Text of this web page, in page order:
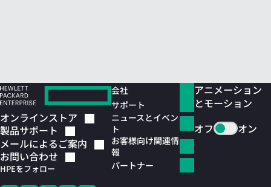
オンラインストア
製品サポート
メールによるご案内
お問い合わせ
HPEをフォロー
会社
サポート
ニュースとイベン
ト
お客様向け関連情
報
パートナー
アニメーション
とモーション
オフ
オン